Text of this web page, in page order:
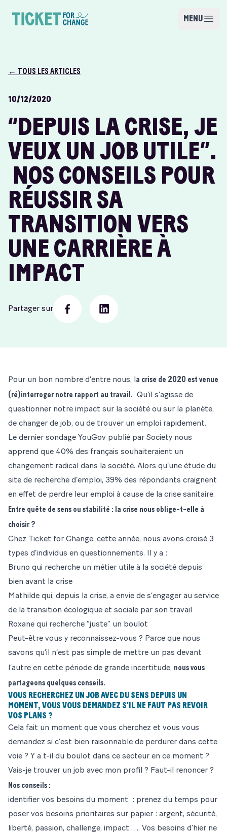
Open
MENU
← TOUS LES ARTICLES
10/12/2020
“DEPUIS LA CRISE, JE
VEUX UN JOB UTILE”.
NOS CONSEILS POUR
RÉUSSIR SA
TRANSITION VERS
UNE CARRIÈRE À
IMPACT
Partager sur
FacebookLinkedin
Pour un bon nombre d’entre nous, l a crise de 2020 est venue
(ré)interroger notre rapport au travail. Qu’il s’agisse de
questionner notre impact sur la société ou sur la planète,
de changer de job, ou de trouver un emploi rapidement.
Le dernier sondage YouGov publié par Society nous
apprend que 40% des français souhaiteraient un
changement radical dans la société. Alors qu’une étude du
site de recherche d’emploi, 39% des répondants craignent
en effet de perdre leur emploi à cause de la crise sanitaire.
Entre quête de sens ou stabilité : la crise nous oblige-t-elle à
choisir ?
Chez Ticket for Change, cette année, nous avons croisé 3
types d’individus en questionnements. Il y a :
Bruno qui recherche un métier utile à la société depuis
bien avant la crise
Mathilde qui, depuis la crise, a envie de s’engager au service
de la transition écologique et sociale par son travail
Roxane qui recherche “juste” un boulot
Peut-être vous y reconnaissez-vous ? Parce que nous
savons qu’il n’est pas simple de mettre un pas devant
l’autre en cette période de grande incertitude, nous vous
partageons quelques conseils.
VOUS RECHERCHEZ UN JOB AVEC DU SENS DEPUIS UN
MOMENT, VOUS VOUS DEMANDEZ S’IL NE FAUT PAS REVOIR
VOS PLANS ?
Cela fait un moment que vous cherchez et vous vous
demandez si c’est bien raisonnable de perdurer dans cette
voie ? Y a t-il du boulot dans ce secteur en ce moment ?
Vais-je trouver un job avec mon profil ? Faut-il renoncer ?
Nos conseils :
identifier vos besoins du moment : prenez du temps pour
poser vos besoins prioritaires sur papier : argent, sécurité,
liberté, passion, challenge, impact ….. Vos besoins d’hier ne